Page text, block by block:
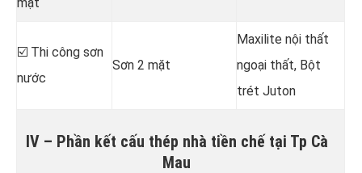
☑️ Thi công sơn
nước
Sơn 2 mặt
Maxilite nội thất
ngoại thất, Bột
trét Juton
IV – Phần kết cấu thép nhà tiền chế tại Tp Cà
Mau